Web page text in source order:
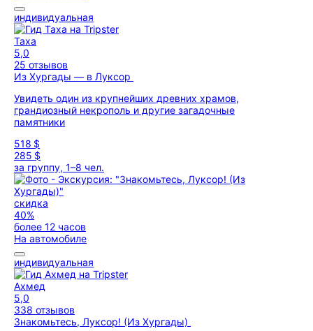
индивидуальная
Таха
5,0
25 отзывов
Из Хургады — в Луксор
Увидеть один из крупнейших древних храмов,
грандиозный некрополь и другие загадочные
памятники
518 $
285 $
за группу, 1–8 чел.
скидка
40%
более 12 часов
На автомобиле
индивидуальная
Ахмед
5,0
338 отзывов
Знакомьтесь, Луксор! (Из Хургады)